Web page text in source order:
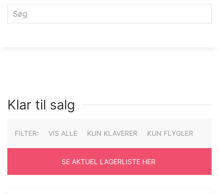
Klar til salg
FILTER: VIS ALLE KUN KLAVERER KUN FLYGLER
SE AKTUEL LAGERLISTE HER